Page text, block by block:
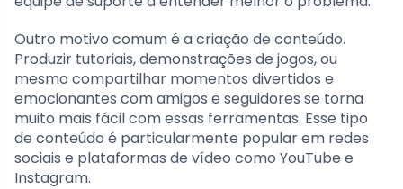
Outro motivo comum é a criação de conteúdo.
Produzir tutoriais, demonstrações de jogos, ou
mesmo compartilhar momentos divertidos e
emocionantes com amigos e seguidores se torna
muito mais fácil com essas ferramentas. Esse tipo
de conteúdo é particularmente popular em redes
sociais e plataformas de vídeo como YouTube e
Instagram.